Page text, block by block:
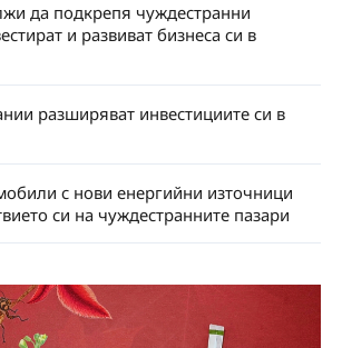
да подкрепя чуждестранни
и развиват бизнеса си в
разширяват инвестициите си в
с нови енергийни източници
си на чуждестранните пазари